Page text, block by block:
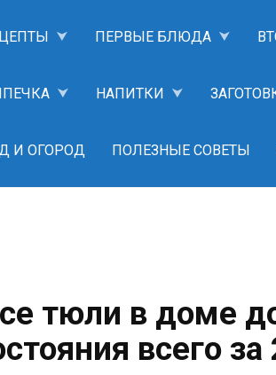
ПЕРВЫЕ БЛЮДА
НАПИТКИ
И ОГОРОД ПОЛЕЗНЫЕ СОВЕТЫ
тюли в доме
всего за